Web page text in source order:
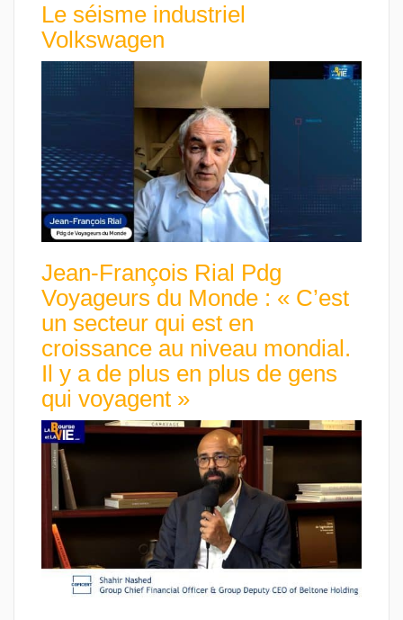
Le séisme industriel
Volkswagen
Jean-François Rial Pdg
Voyageurs du Monde : « C’est
un secteur qui est en
croissance au niveau mondial.
Il y a de plus en plus de gens
qui voyagent »